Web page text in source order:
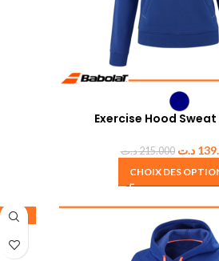
Exercise Hood
215.000د.ت د.ت
CHOIX DES
-35%